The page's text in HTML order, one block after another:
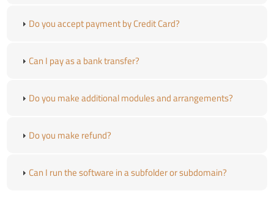
Do you accept payment by Credit Card?
Can I pay as a bank transfer?
Do you make additional modules and arrangements?
Do you make refund?
Can I run the software in a subfolder or subdomain?